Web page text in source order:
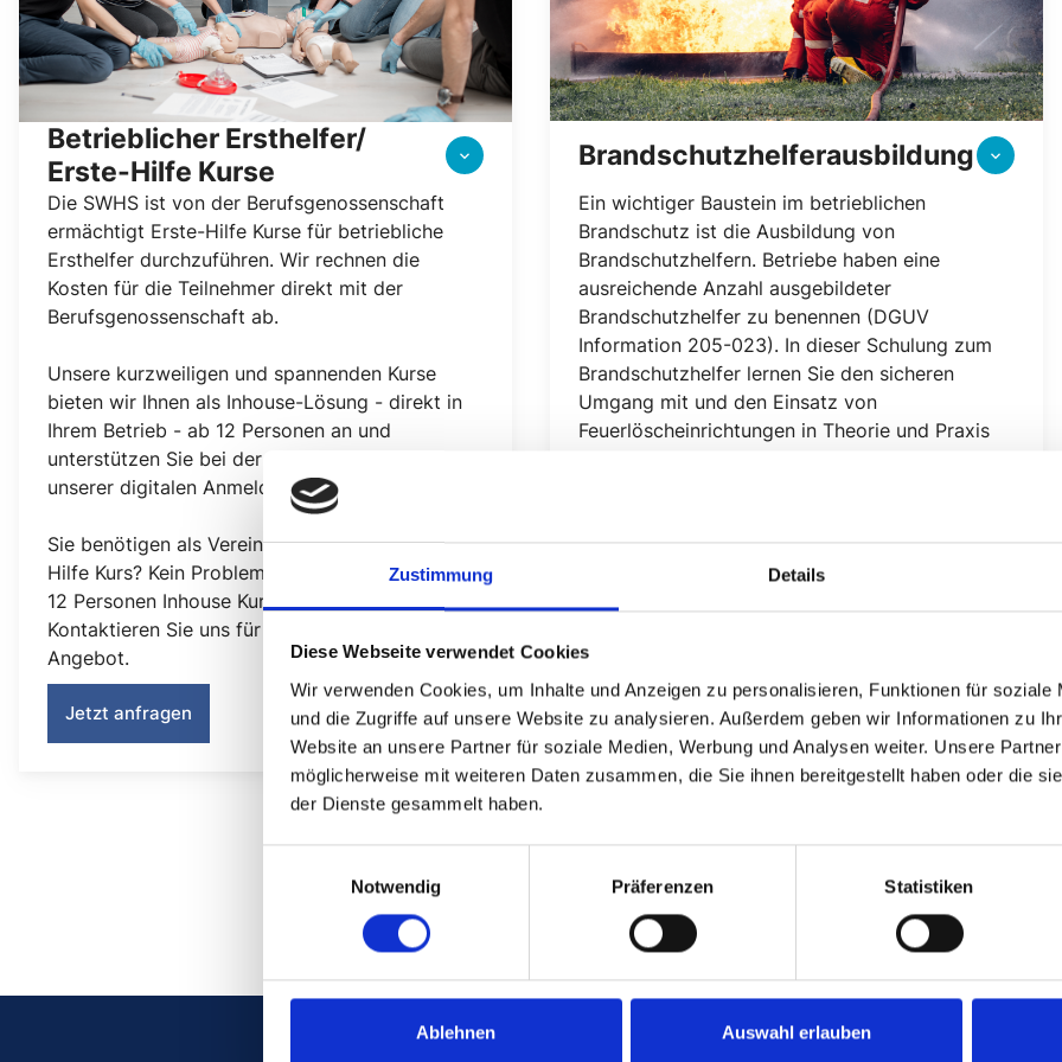
Zustimmung Details
Diese Webseite verwendet Cookies
Wir verwenden Cookies, um Inhalte und Anzeigen zu personalisieren, Funktionen für soziale
und die Zugriffe auf unsere Website zu analysieren. Außerdem geben wir Informationen zu
Website an unsere Partner für soziale Medien, Werbung und Analysen weiter. Unsere
möglicherweise mit weiteren Daten zusammen, die Sie ihnen bereitgestellt haben oder die
der Dienste gesammelt haben.
Notwendig
Präferenzen Statistiken
Ablehnen Auswahl erlauben
Betrieblicher Ersthelfer/
Erste-Hilfe Kurse
keyboard_arrow_down
Die SWHS ist von der Berufsgenossenschaft
ermächtigt Erste-Hilfe Kurse für betriebliche
Ersthelfer durchzuführen. Wir rechnen die
Kosten für die Teilnehmer direkt mit der
Berufsgenossenschaft ab.
Unsere kurzweiligen und spannenden Kurse
bieten wir Ihnen als Inhouse-Lösung - direkt in
Ihrem Betrieb - ab 12 Personen an und
unterstützen Sie bei der Planung sowie mit
unserer digitalen Anmeldemaske.
Sie benötigen als Verein oder Club einen Erste-
Hilfe Kurs? Kein Problem, auch hier bieten wir ab
12 Personen Inhouse Kurse für Sie an.
Kontaktieren Sie uns für Ihr individuelles
Angebot.
Jetzt anfragen
Brandschutzhelfer­ausbildung
keyboard_arrow_down
Ein wichtiger Baustein im betrieblichen
Brandschutz ist die Ausbildung von
Brandschutzhelfern. Betriebe haben eine
ausreichende Anzahl ausgebildeter
Brandschutzhelfer zu benennen (DGUV
Information 205-023). In dieser Schulung zum
Brandschutzhelfer lernen Sie den sicheren
Umgang mit und den Einsatz von
Feuerlöscheinrichtungen in Theorie und Praxis
Unsere Inhouse-Lösungen bieten wir Ihnen
direkt in Ihrem Betrieb als Gruppenschulung für
Jetzt anfragen